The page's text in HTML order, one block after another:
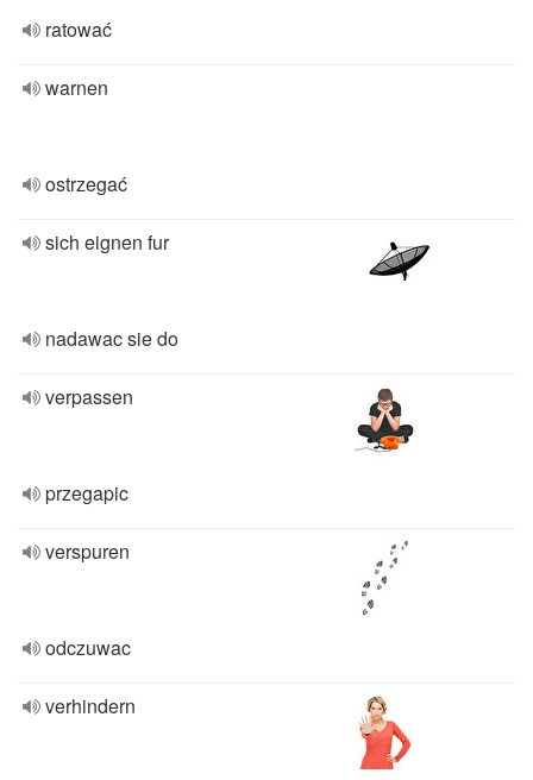
ratować
warnen
ostrzegać
sich eignen fur
nadawac sie do
verpassen
przegapic
verspuren
odczuwac
verhindern